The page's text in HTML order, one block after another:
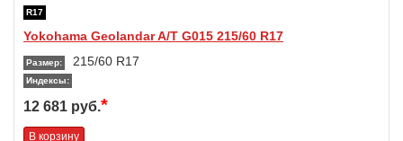
R17
Yokohama Geolandar A/T G015 215/60 R17
Размер: 215/60 R17
Индексы:
12 681 руб.*
В корзину